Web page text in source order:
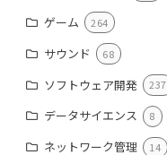
ゲーム 264
サウンド 68
ソフトウェア開発 237
データサイエンス 8
ネットワーク管理 14